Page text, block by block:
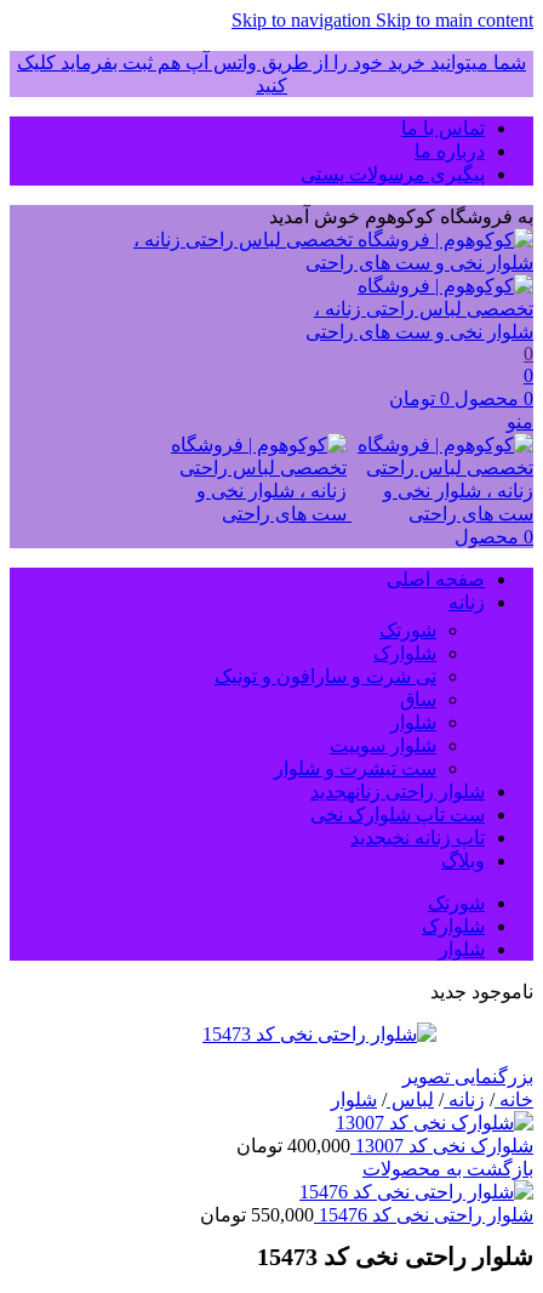
Skip to navigation Skip to main content
شما میتوانید خرید خود را از طریق واتس آپ هم ثبت بفرماید کلیک
کنید
تماس با ما
درباره ما
پیگیری مرسولات پستی
به فروشگاه کوکوهوم خوش آمدید
0
0
0 محصول 0 تومان
منو
0 محصول
صفحه اصلی
زنانه
شورتک
شلوارک
تی شرت و سارافون و تونیک
ساق
شلوار
شلوار سوییت
ست تیشرت و شلوار
شلوار راحتی زنانهجدید
ست تاپ شلوارک نخی
تاپ زنانه نخیجدید
وبلاگ
شورتک
شلوارک
شلوار
ناموجود جدید
بزرگنمایی تصویر
خانه/ زنانه/ لباس/ شلوار
شلوارک نخی کد 13007 400,000 تومان
بازگشت به محصولات
شلوار راحتی نخی کد 15476 550,000 تومان
شلوار راحتی نخی کد 15473